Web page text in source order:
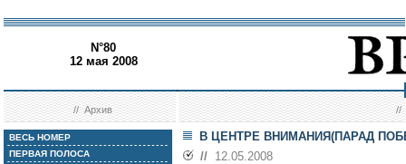
N°80
12 мая 2008
//Архив //
ВЕСЬ НОМЕР
ПЕРВАЯ ПОЛОСА
В ЦЕНТРЕ ВНИМАНИЯ(ПАРАД
// 12.05.2008